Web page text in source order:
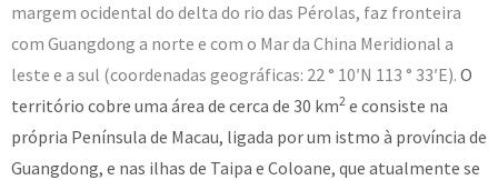
margem ocidental do delta do rio das Pérolas, faz fronteira
com Guangdong a norte e com o Mar da China Meridional a
leste e a sul (coordenadas geográficas: 22 ° 10′N 113 ° 33′E). O
território cobre uma área de cerca de 30 km2 e consiste na
própria Península de Macau, ligada por um istmo à província de
Guangdong, e nas ilhas de Taipa e Coloane, que atualmente se